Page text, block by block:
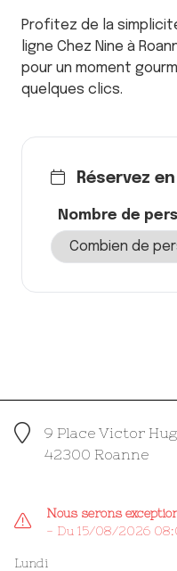
Profitez de la
ligne Chez Nine à
pour un moment
quelques clics.
Réservez
Nombre de
9 Place Victor
42300 Roanne
Nous serons
- Du 15/08/2026
Lundi